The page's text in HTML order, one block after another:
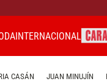
INTERNACIONAL
CASÁN JUAN MINUJÍN